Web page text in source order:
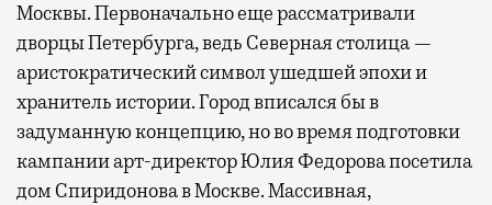
Москвы. Первоначально еще рассматривали
дворцы Петербурга, ведь Северная столица —
аристократический символ ушедшей эпохи и
хранитель истории. Город вписался бы в
задуманную концепцию, но во время подготовки
кампании арт-директор Юлия Федорова посетила
дом Спиридонова в Москве. Массивная,